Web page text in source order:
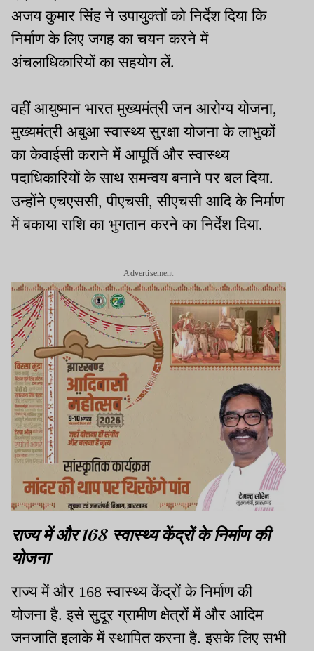
अजय कुमार सिंह ने उपायुक्तों को निर्देश दिया कि
निर्माण के लिए जगह का चयन करने में
अंचलाधिकारियों का सहयोग लें.
वहीं आयुष्मान भारत मुख्यमंत्री जन आरोग्य योजना,
मुख्यमंत्री अबुआ स्वास्थ्य सुरक्षा योजना के लाभुकों
का केवाईसी कराने में आपूर्ति और स्वास्थ्य
पदाधिकारियों के साथ समन्वय बनाने पर बल दिया.
उन्होंने एचएससी, पीएचसी, सीएचसी आदि के निर्माण
में बकाया राशि का भुगतान करने का निर्देश दिया.
Advertisement
राज्य में और 168 स्वास्थ्य केंद्रों के निर्माण की
योजना
राज्य में और 168 स्वास्थ्य केंद्रों के निर्माण की
योजना है. इसे सुदूर ग्रामीण क्षेत्रों में और आदिम
जनजाति इलाके में स्थापित करना है. इसके लिए सभी